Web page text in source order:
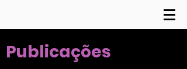
Publicações